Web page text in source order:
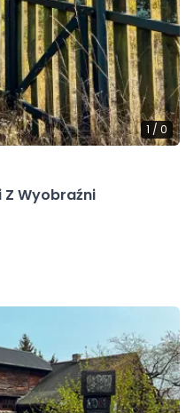
1 / 0
Wyobraźni